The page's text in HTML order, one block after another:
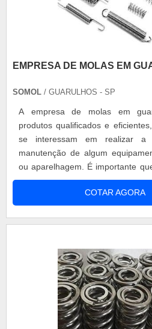
EMPRESA DE MOLAS EM
SOMOL / GUARULHOS - SP
A empresa de molas em
produtos qualificados e
se interessam em realizar a
manutenção de algum
ou aparelhagem. É importante que uma empresa
de molas de referência
modelos de molas, ou seja,
tamanhos e tipos de molas, para
COTAR AGORA